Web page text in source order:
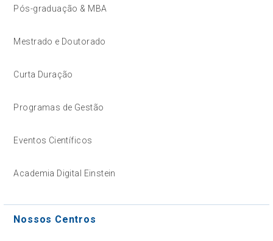
Pós-graduação & MBA
Mestrado e Doutorado
Curta Duração
Programas de Gestão
Eventos Científicos
Academia Digital Einstein
Nossos Centros